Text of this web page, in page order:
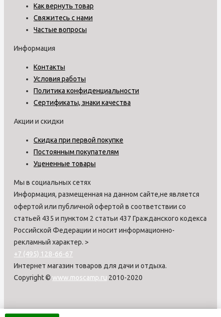
Как вернуть товар
Свяжитесь с нами
Частые вопросы
Информация
Контакты
Условия работы
Политика конфиденциальности
Сертификаты, знаки качества
Акции и скидки
Скидка при первой покупке
Постоянным покупателям
Уцененные товары
Мы в социальных сетях
Информация, размещенная на данном сайте,не является
офертой или публичной офертой в соответствии со
статьей 435 и пунктом 2 статьи 437 Гражданского кодекса
Российской Федерации и носит информационно-
рекламный характер. >
+7 (495) 128-66-67
Интернет магазин товаров для дачи и отдыха.
Copyright © www.moscamp.ru 2010-2020